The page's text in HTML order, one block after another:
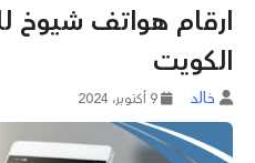
ارقام هواتف شيوخ
الكويت
خالد